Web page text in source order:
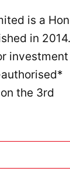
is a
in
investment
the 3rd